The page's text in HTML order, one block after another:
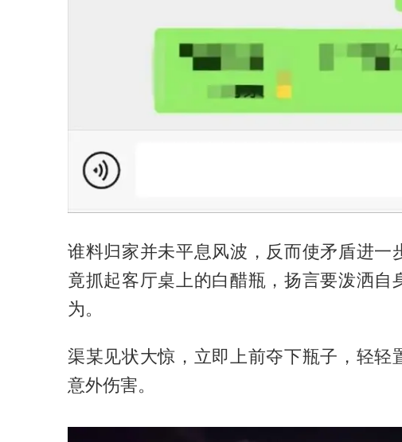
谁料归家并未平息风波，反而使矛盾进一
竟抓起客厅桌上的白醋瓶，扬言要泼洒自
为。
渠某见状大惊，立即上前夺下瓶子，轻轻
意外伤害。